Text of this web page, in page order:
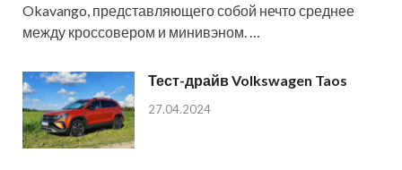
Okavango, представляющего собой нечто среднее
между кроссовером и минивэном. …
Тест-драйв Volkswagen Taos
27.04.2024